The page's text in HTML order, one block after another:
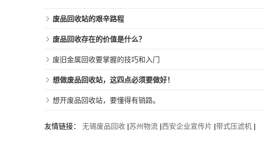
废品回收站的艰辛路程
废品回收存在的价值是什么？
废旧金属回收要掌握的技巧和入门
想做废品回收站，这四点必须要做好！
想开废品回收站，要懂得有销路。
友情链接： 无锡废品回收 |苏州物流 |西安企业宣传片 |带式压滤机 |